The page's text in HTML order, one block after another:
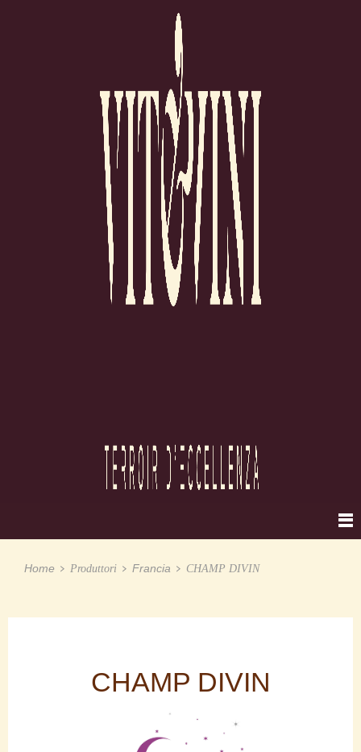
Home Produttori Francia CHAMP DIVIN
CHAMP DIVIN